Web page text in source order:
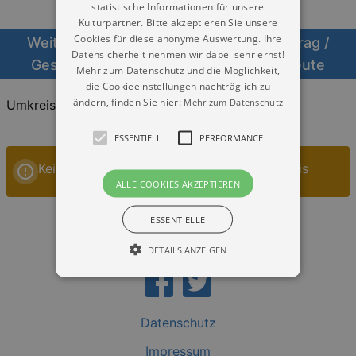
Weitere Veranstaltungen Lesung / Vortrag /
Gespräch im Umkreis von Bad Elster heute
Umkreis: 20KM 30KM 40KM
Keine Veranstaltungen im gewählten Umkreis
Datenschutz
Impressum
statistische Informationen für unsere
Kulturpartner. Bitte akzeptieren Sie unsere
Cookies für diese anonyme Auswertung. Ihre
Datensicherheit nehmen wir dabei sehr ernst!
Mehr zum Datenschutz und die Möglichkeit,
die Cookieeinstellungen nachträglich zu
ändern, finden Sie hier: Mehr zum Datenschutz
ESSENTIELL PERFORMANCE
ALLE COOKIES AKZEPTIEREN
ESSENTIELLE
DETAILS ANZEIGEN
grundlegenden Funktionen unserer Webseite